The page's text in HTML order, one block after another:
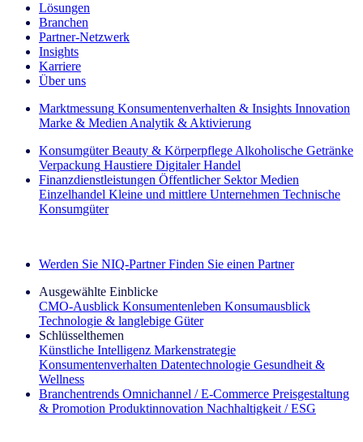
Lösungen
Branchen
Partner-Netzwerk
Insights
Karriere
Über uns
Marktmessung Konsumentenverhalten & Insights Innovation
Marke & Medien Analytik & Aktivierung
Konsumgüter Beauty & Körperpflege Alkoholische Getränke
Verpackung Haustiere Digitaler Handel
Finanzdienstleistungen Öffentlicher Sektor Medien
Einzelhandel Kleine und mittlere Unternehmen Technische
Konsumgüter
Werden Sie NIQ-Partner Finden Sie einen Partner
Ausgewählte Einblicke
CMO‑Ausblick Konsumentenleben Konsumausblick
Technologie & langlebige Güter
Schlüsselthemen
Künstliche Intelligenz Markenstrategie
Konsumentenverhalten Datentechnologie Gesundheit &
Wellness
Branchentrends Omnichannel / E‑Commerce Preisgestaltung
& Promotion Produktinnovation Nachhaltigkeit / ESG